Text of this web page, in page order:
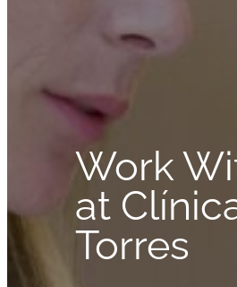
Work
at
Torres